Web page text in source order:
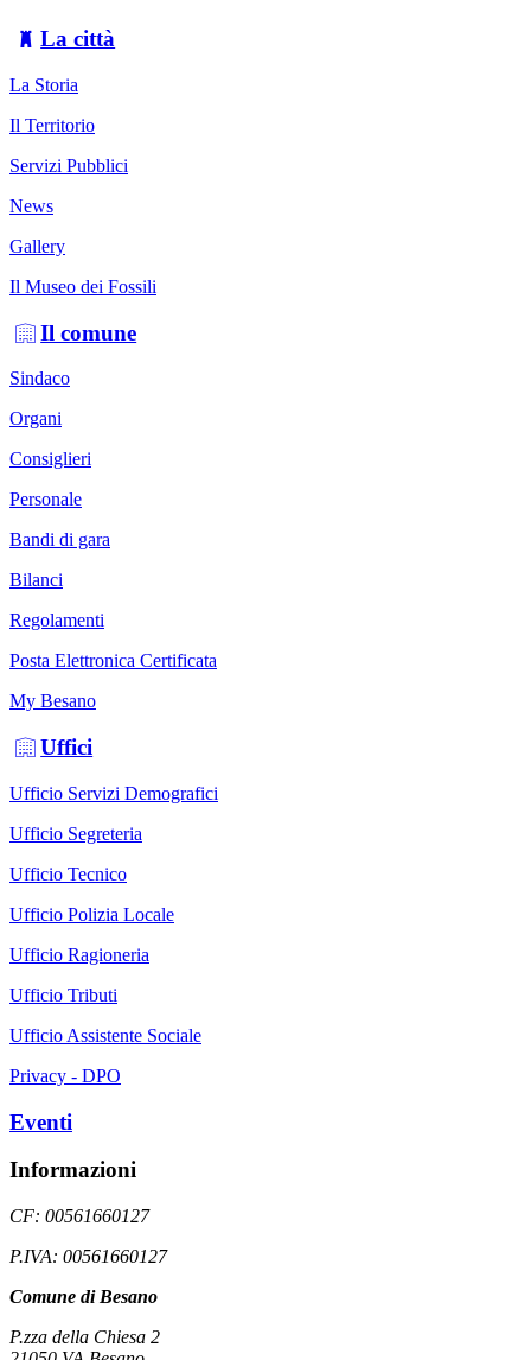
La città
La Storia
Il Territorio
Servizi Pubblici
News
Gallery
Il Museo dei Fossili
Il comune
Sindaco
Organi
Consiglieri
Personale
Bandi di gara
Bilanci
Regolamenti
Posta Elettronica Certificata
My Besano
Uffici
Ufficio Servizi Demografici
Ufficio Segreteria
Ufficio Tecnico
Ufficio Polizia Locale
Ufficio Ragioneria
Ufficio Tributi
Ufficio Assistente Sociale
Privacy - DPO
Eventi
Informazioni
CF: 00561660127
P.IVA: 00561660127
Comune di Besano
P.zza della Chiesa 2